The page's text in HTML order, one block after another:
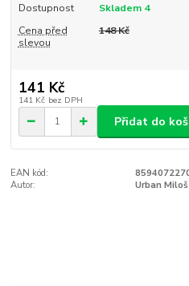
Dostupnost
Skladem 4
Cena před
slevou
148 Kč
141 Kč
141 Kč bez DPH
Přidat do
EAN kód:
Autor:
Urban Miloš